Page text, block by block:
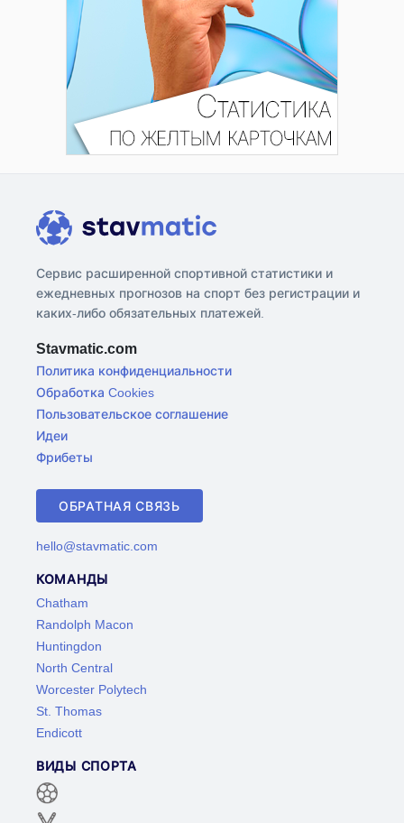
Сервис расширенной спортивной статистики и
ежедневных прогнозов на спорт без регистрации и
каких-либо обязательных платежей.
Stavmatic.com
Политика конфиденциальности
Обработка Cookies
Пользовательское соглашение
Идеи
Фрибеты
ОБРАТНАЯ СВЯЗЬ
hello@stavmatic.com
КОМАНДЫ
Chatham
Randolph Macon
Huntingdon
North Central
Worcester Polytech
St. Thomas
Endicott
ВИДЫ СПОРТА